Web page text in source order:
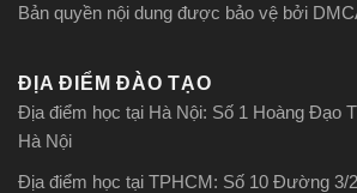
Bản quyền nội dung được bảo vệ bởi
ĐỊA ĐIỂM ĐÀO TẠO
Địa điểm học tại Hà Nội: Số 1 Hoàng Đạo
Hà Nội
Địa điểm học tại TPHCM: Số 10 Đường 3/